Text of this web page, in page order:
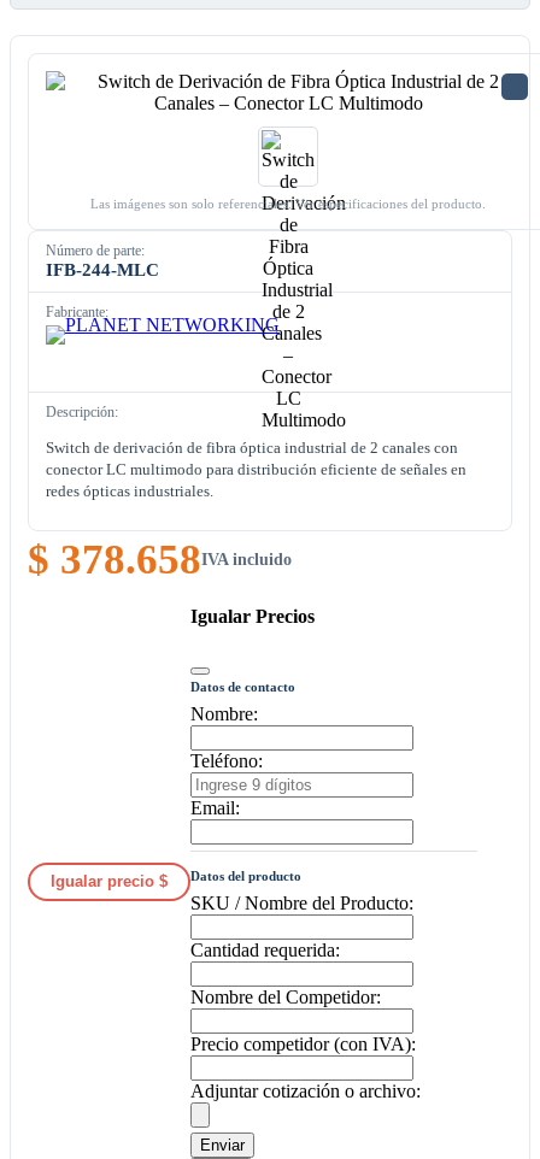
Las imágenes son solo referenciales. Ver especificaciones del producto.
Número de parte:
IFB-244-MLC
Fabricante:
Descripción:
Switch de derivación de fibra óptica industrial de 2 canales con
conector LC multimodo para distribución eficiente de señales en
redes ópticas industriales.
$ 378.658IVA incluido
Igualar precio $
Igualar Precios
Datos de contacto
Nombre:
Teléfono:
Email:
Datos del producto
SKU / Nombre del Producto:
Cantidad requerida:
Nombre del Competidor:
Precio competidor (con IVA):
Adjuntar cotización o archivo:
Enviar